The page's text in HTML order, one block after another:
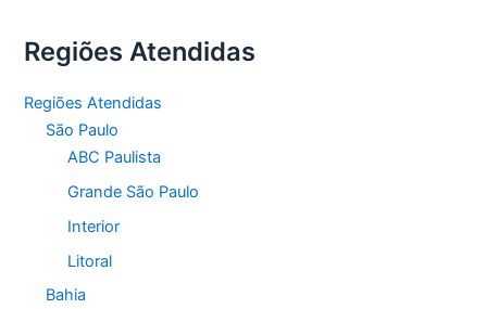
Regiões Atendidas
Regiões Atendidas
São Paulo
ABC Paulista
Grande São Paulo
Interior
Litoral
Bahia